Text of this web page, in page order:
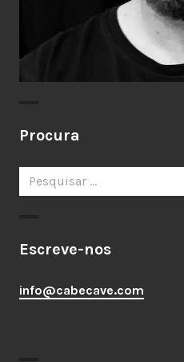
Procura
Pesquisar
por:
Escreve-nos
info@cabecave.com